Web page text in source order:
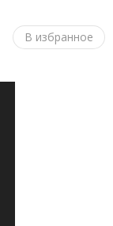
В избранное